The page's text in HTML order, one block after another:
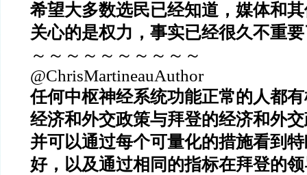
希望大多数选民已经知道，媒体和
关心的是权力，事实已经很久不重
～～～～～～～～～～
@ChrisMartineauAuthor
任何中枢神经系统功能正常的人都
经济和外交政策与拜登的经济和外
并可以通过每个可量化的措施看到
好，以及通过相同的指标在拜登的